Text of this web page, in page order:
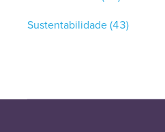
Sustentabilidade(43)